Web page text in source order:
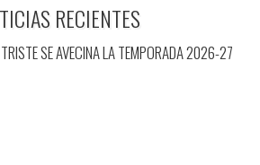
RECIENTES
TRISTE SE AVECINA LA TEMPORADA 2026-27